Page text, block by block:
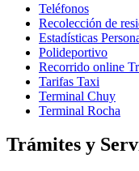
Teléfonos
Recolección de
Estadísticas
Polideportivo
Recorrido online
Tarifas Taxi
Terminal Chuy
Terminal Rocha
Trámites y